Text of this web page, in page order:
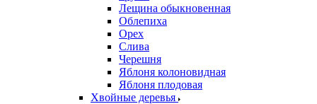
Лещина обыкновенная
Облепиха
Орех
Слива
Черешня
Яблоня колоновидная
Яблоня плодовая
Хвойные деревья